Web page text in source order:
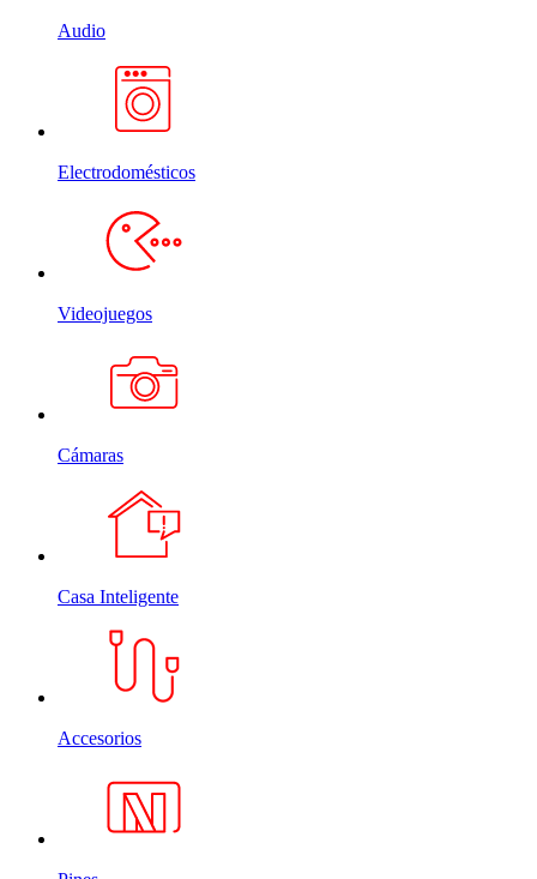
Audio
Electrodomésticos
Videojuegos
Cámaras
Casa Inteligente
Accesorios